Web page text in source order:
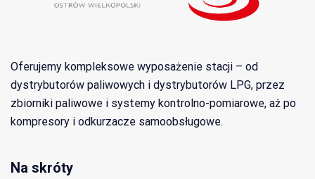
Oferujemy kompleksowe wyposażenie stacji – od
dystrybutorów paliwowych i dystrybutorów LPG, przez
zbiorniki paliwowe i systemy kontrolno-pomiarowe, aż po
kompresory i odkurzacze samoobsługowe.
Na skróty